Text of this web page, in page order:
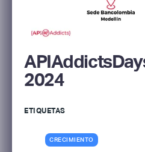
2024
ETIQUETAS
CRECIMIENTO